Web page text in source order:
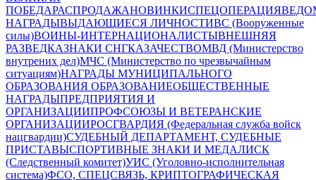
ПОБЕДАРАСПРОДАЖАНОВИНКИСПЕЦОПЕРАЦИЯ
НАГРАДЫВЫДАЮЩИЕСЯ ЛИЧНОСТИВС (Вооруженные
силы)ВОИНЫ-ИНТЕРНАЦИОНАЛИСТЫВНЕШНЯЯ
РАЗВЕДКАЗНАКИ СНГКАЗАЧЕСТВОМВД (Министерство
внутрених дел)МЧС (Министерство по чрезвычайным
ситуациям)НАГРАДЫ МУНИЦИПАЛЬНОГО
ОБРАЗОВАНИЯ ОБРАЗОВАНИЕОБЩЕСТВЕННЫЕ
НАГРАДЫПРЕДПРИЯТИЯ И
ОРГАНИЗАЦИИПРОФСОЮЗЫ И ВЕТЕРАНСКИЕ
ОРГАНИЗАЦИИРОСГВАРДИЯ (Федеральная служба войск
нацгвардии)СУДЕБНЫЙ ДЕПАРТАМЕНТ, СУДЕБНЫЕ
ПРИСТАВЫСПОРТИВНЫЕ ЗНАКИ И МЕДАЛИСК
(Следственный комитет)УИС (Уголовно-исполнительная
система)ФСО, СПЕЦСВЯЗЬ, КРИПТОГРАФИЧЕСКАЯ